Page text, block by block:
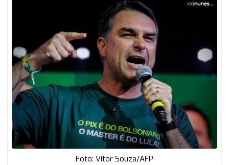
Foto: Vitor Souza/AFP